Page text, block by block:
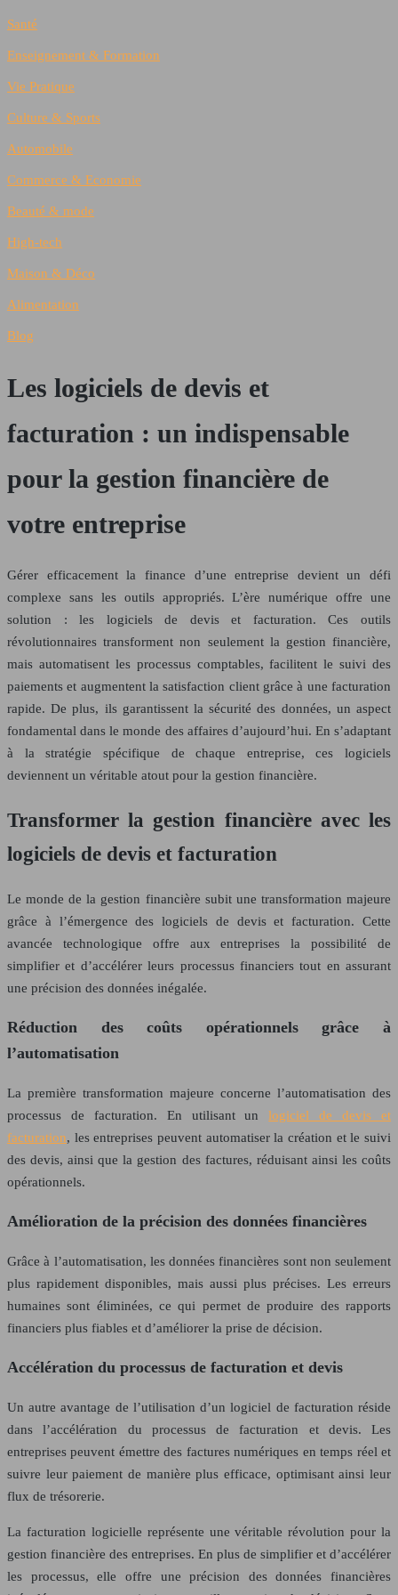
Santé
Enseignement & Formation
Vie Pratique
Culture & Sports
Automobile
Commerce & Economie
Beauté & mode
High-tech
Maison & Déco
Alimentation
Blog
Les logiciels de devis et
facturation : un indispensable
pour la gestion financière de
votre entreprise
Gérer efficacement la finance d’une entreprise devient un défi
complexe sans les outils appropriés. L’ère numérique offre une
solution : les logiciels de devis et facturation. Ces outils
révolutionnaires transforment non seulement la gestion financière,
mais automatisent les processus comptables, facilitent le suivi des
paiements et augmentent la satisfaction client grâce à une facturation
rapide. De plus, ils garantissent la sécurité des données, un aspect
fondamental dans le monde des affaires d’aujourd’hui. En s’adaptant
à la stratégie spécifique de chaque entreprise, ces logiciels
deviennent un véritable atout pour la gestion financière.
Transformer la gestion financière avec les
logiciels de devis et facturation
Le monde de la gestion financière subit une transformation majeure
grâce à l’émergence des logiciels de devis et facturation. Cette
avancée technologique offre aux entreprises la possibilité de
simplifier et d’accélérer leurs processus financiers tout en assurant
une précision des données inégalée.
Réduction des coûts opérationnels grâce à
l’automatisation
La première transformation majeure concerne l’automatisation des
processus de facturation. En utilisant unlogiciel de devis et
facturation, les entreprises peuvent automatiser la création et le suivi
des devis, ainsi que la gestion des factures, réduisant ainsi les coûts
opérationnels.
Amélioration de la précision des données financières
Grâce à l’automatisation, les données financières sont non seulement
plus rapidement disponibles, mais aussi plus précises. Les erreurs
humaines sont éliminées, ce qui permet de produire des rapports
financiers plus fiables et d’améliorer la prise de décision.
Accélération du processus de facturation et devis
Un autre avantage de l’utilisation d’un logiciel de facturation réside
dans l’accélération du processus de facturation et devis. Les
entreprises peuvent émettre des factures numériques en temps réel et
suivre leur paiement de manière plus efficace, optimisant ainsi leur
flux de trésorerie.
La facturation logicielle représente une véritable révolution pour la
gestion financière des entreprises. En plus de simplifier et d’accélérer
les processus, elle offre une précision des données financières